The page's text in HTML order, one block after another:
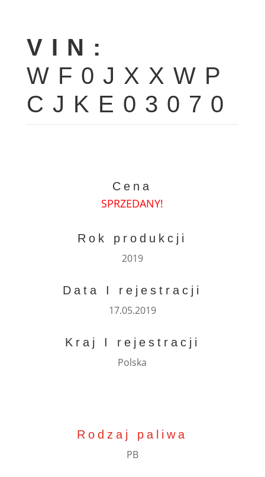
VIN:
WF0JXXWP
CJKE03070
Cena
SPRZEDANY!
Rok produkcji
2019
Data I rejestracji
17.05.2019
Kraj I rejestracji
Polska
Rodzaj paliwa
PB